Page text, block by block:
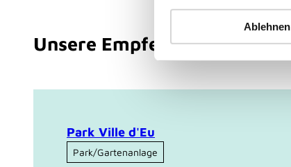
i
g
a
u
Ablehnen
Unsere Empfehlung
Park Ville d'Eu
Park/Gartenanlage